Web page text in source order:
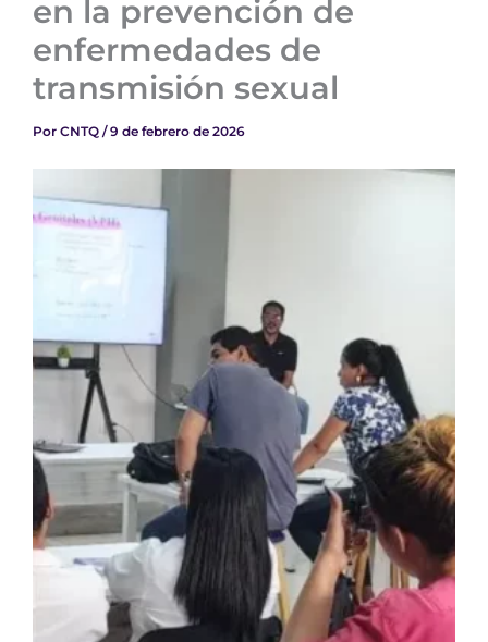
en la prevención de
enfermedades de
transmisión sexual
Por CNTQ /9 de febrero de 2026